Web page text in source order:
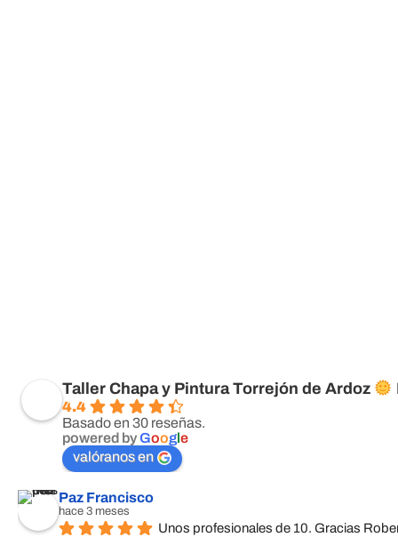
Taller Chapa y Pintura Torrejón de Ardoz
4.4
Basado en 30 reseñas.
powered byGoogle
valóranos en
Paz Francisco
hace 3 meses
Unos profesionales de 10. Gracias